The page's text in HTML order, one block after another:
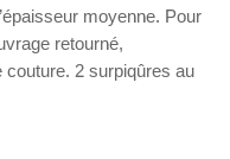
moyenne. Pour
retourné,
couture. 2 surpiqûres au